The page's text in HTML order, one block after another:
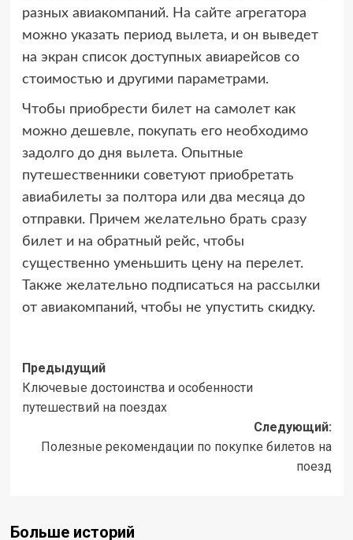
разных авиакомпаний. На сайте агрегатора
можно указать период вылета, и он выведет
на экран список доступных авиарейсов со
стоимостью и другими параметрами.
Чтобы приобрести билет на самолет как
можно дешевле, покупать его необходимо
задолго до дня вылета. Опытные
путешественники советуют приобретать
авиабилеты за полтора или два месяца до
отправки. Причем желательно брать сразу
билет и на обратный рейс, чтобы
существенно уменьшить цену на перелет.
Также желательно подписаться на рассылки
от авиакомпаний, чтобы не упустить скидку.
Навигация
записи
Предыдущий
Ключевые достоинства и особенности
путешествий на поездах
Следующий:
Полезные рекомендации по покупке билетов на
поезд
Больше историй